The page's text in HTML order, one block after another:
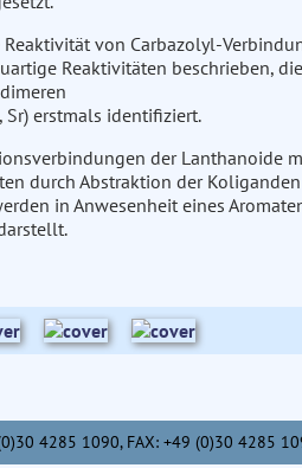
von Carbazolyl-
Reaktivitäten beschrieben,
erstmals identifiziert.
der Lanthanoide
durch Abstraktion der Koliganden
in Anwesenheit eines
4285 1090, FAX: +49 (0)30 4285